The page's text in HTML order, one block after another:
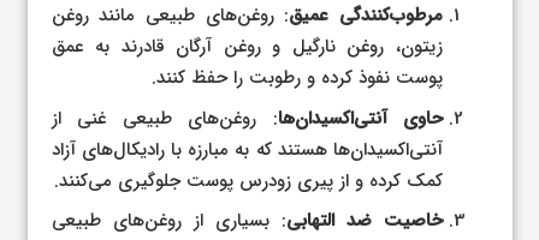
مرطوب‌کنندگی عمیق: روغن‌های طبیعی مانند روغن
زیتون، روغن نارگیل و روغن آرگان قادرند به عمق
پوست نفوذ کرده و رطوبت را حفظ کنند.
حاوی آنتی‌اکسیدان‌ها: روغن‌های طبیعی غنی از
آنتی‌اکسیدان‌ها هستند که به مبارزه با رادیکال‌های آزاد
کمک کرده و از پیری زودرس پوست جلوگیری می‌کنند.
خاصیت ضد التهابی: بسیاری از روغن‌های طبیعی